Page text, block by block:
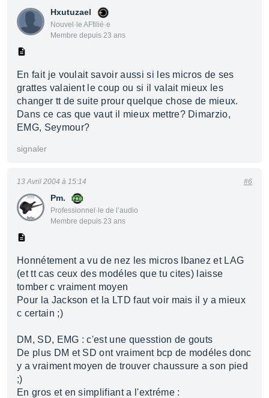
Hxutuzael
Nouvel·le AFfilié·e
Membre depuis 23 ans
En fait je voulait savoir aussi si les micros de ses
grattes valaient le coup ou si il valait mieux les
changer tt de suite prour quelque chose de mieux.
Dans ce cas que vaut il mieux mettre? Dimarzio,
EMG, Seymour?
signaler
Pm.
Professionnel·le de l’audio
Membre depuis 23 ans
13 Avril 2004 à 15:14 #6
Honnétement a vu de nez les micros Ibanez et LAG
(et tt cas ceux des modéles que tu cites) laisse
tomber c vraiment moyen
Pour la Jackson et la LTD faut voir mais il y a mieux
c certain ;)
DM, SD, EMG : c'est une quesstion de gouts
De plus DM et SD ont vraiment bcp de modéles donc
y a vraiment moyen de trouver chaussure a son pied
;)
En gros et en simplifiant a l'extréme :